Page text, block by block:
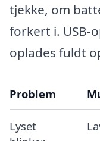
tjekke, om
forkert i. USB-
oplades fuldt
Problem
Lyset